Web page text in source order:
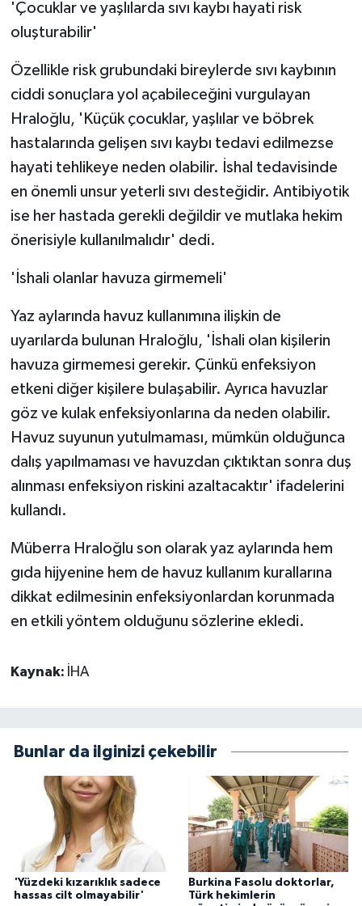
'Çocuklar ve yaşlılarda sıvı kaybı hayati risk
oluşturabilir'
Özellikle risk grubundaki bireylerde sıvı kaybının
ciddi sonuçlara yol açabileceğini vurgulayan
Hraloğlu, 'Küçük çocuklar, yaşlılar ve böbrek
hastalarında gelişen sıvı kaybı tedavi edilmezse
hayati tehlikeye neden olabilir. İshal tedavisinde
en önemli unsur yeterli sıvı desteğidir. Antibiyotik
ise her hastada gerekli değildir ve mutlaka hekim
önerisiyle kullanılmalıdır' dedi.
'İshali olanlar havuza girmemeli'
Yaz aylarında havuz kullanımına ilişkin de
uyarılarda bulunan Hraloğlu, 'İshali olan kişilerin
havuza girmemesi gerekir. Çünkü enfeksiyon
etkeni diğer kişilere bulaşabilir. Ayrıca havuzlar
göz ve kulak enfeksiyonlarına da neden olabilir.
Havuz suyunun yutulmaması, mümkün olduğunca
dalış yapılmaması ve havuzdan çıktıktan sonra duş
alınması enfeksiyon riskini azaltacaktır' ifadelerini
kullandı.
Müberra Hraloğlu son olarak yaz aylarında hem
gıda hijyenine hem de havuz kullanım kurallarına
dikkat edilmesinin enfeksiyonlardan korunmada
en etkili yöntem olduğunu sözlerine ekledi.
Kaynak: İHA
Bunlar da ilginizi çekebilir
'Yüzdeki kızarıklık sadece
hassas cilt olmayabilir'
Burkina Fasolu doktorlar,
Türk hekimlerin